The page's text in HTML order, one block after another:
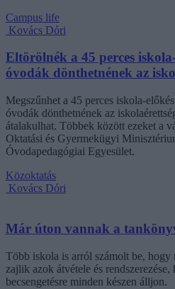
Campus life
Kovács Dóri
Eltörölnék a 45 perces
óvodák dönthetnének az
Megszűnhet a 45 perces iskola-
óvodák dönthetnének az
átalakulhat. Többek között ezeket a
Oktatási és Gyermekügyi
Óvodapedagógiai Egyesület.
Közoktatás
Kovács Dóri
Már úton vannak a
Több iskola is arról számolt be, hogy
zajlik azok átvétele és rendszerezése,
becsengetésre minden készen álljon.